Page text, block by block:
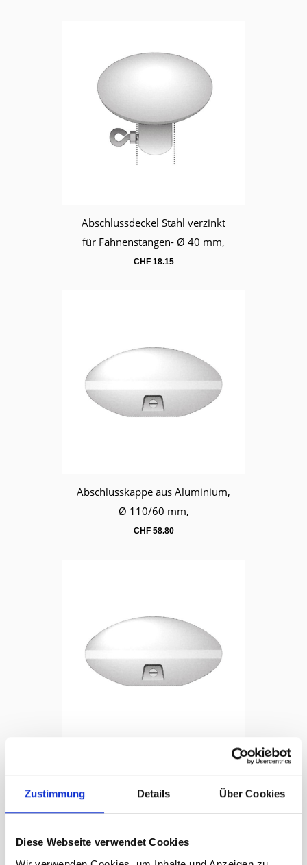
Zustimmung Details Über Cookies
Diese Webseite verwendet Cookies
Warenkorb
Abschlussdeckel Stahl verzinkt
für Fahnenstangen- Ø 40 mm,
CHF18.15
Warenkorb
Abschlusskappe aus Aluminium,
Ø 110/60 mm,
CHF58.80
CHF64.75